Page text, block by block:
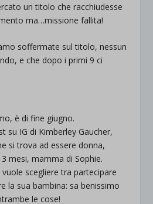
un titolo che racchiudesse
ma…missione fallita!
soffermate sul titolo, nessun
e che dopo i primi 9 ci
è di fine giugno.
su IG di Kimberley Gaucher,
si trova ad essere donna,
mesi, mamma di Sophie.
scegliere tra partecipare
la sua bambina: sa benissimo
le cose!